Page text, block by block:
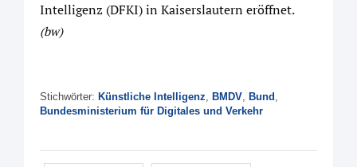
Intelligenz (DFKI) in Kaiserslautern eröffnet.
(bw)
Stichwörter: Künstliche Intelligenz, BMDV, Bund ,
Bundesministerium für Digitales und Verkehr